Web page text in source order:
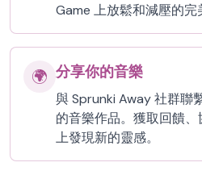
Game 上放鬆和減壓的完
🌍 分享你的音樂
與 Sprunki Away 社群聯
的音樂作品。獲取回饋
上發現新的靈感。